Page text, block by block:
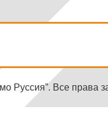
Руссия”. Все права